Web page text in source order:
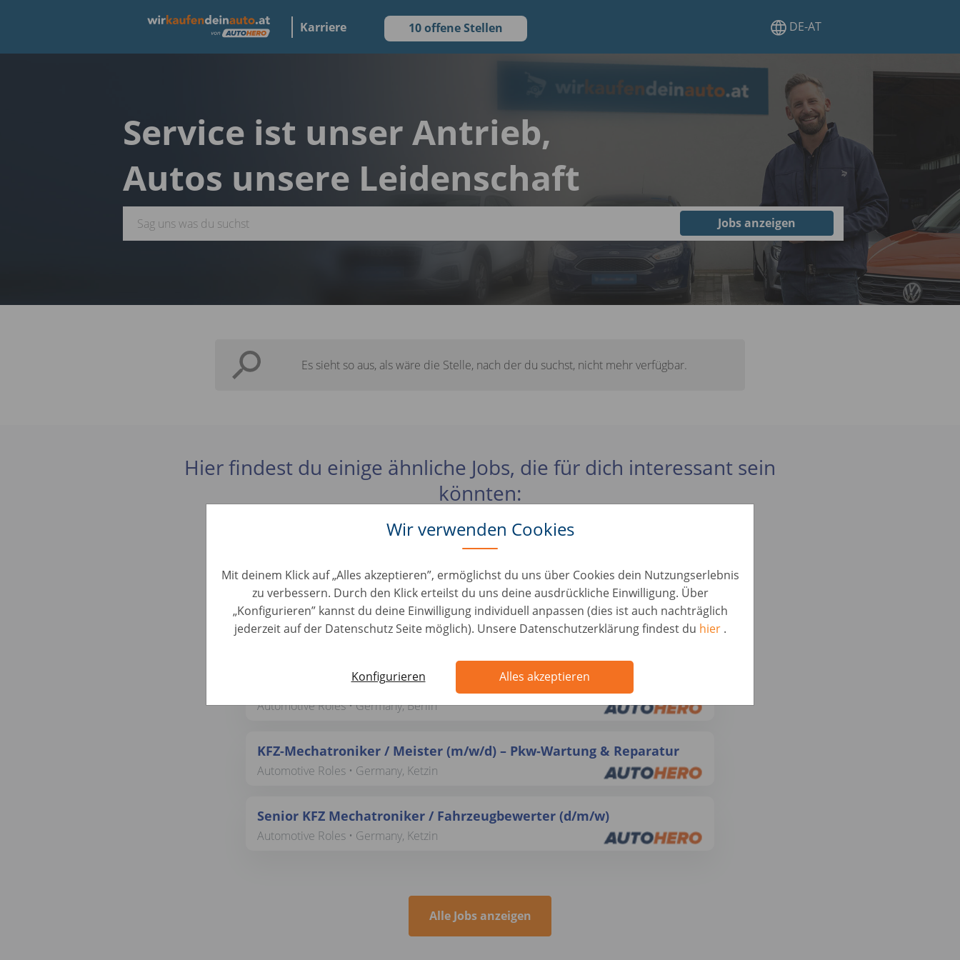
Karriere 10 offene Stellen DE-AT
Wir verwenden Cookies
Mit deinem Klick auf „Alles akzeptieren”, ermöglichst du uns über Cookies dein Nutzungserlebnis
zu verbessern. Durch den Klick erteilst du uns deine ausdrückliche Einwilligung. Über
„Konfigurieren” kannst du deine Einwilligung individuell anpassen (dies ist auch nachträglich
jederzeit auf der Datenschutz Seite möglich). Unsere Datenschutzerklärung findest du hier .
Konfigurieren Alles akzeptieren
Service ist unser Antrieb,
Autos unsere Leidenschaft
Jobs anzeigen
Es sieht so aus, als wäre die Stelle, nach der du suchst, nicht mehr verfügbar.
Hier findest du einige ähnliche Jobs, die für dich interessant sein
könnten:
Automotive Roles • Germany, Ketzin
Fahrzeugaufbereiter (d/m/w)
Mobiler KFZ-Trainer / Lackierer / Meister für Lackiererei (d/m/w)
Automotive Roles • Germany, Berlin
KFZ-Mechatroniker / Meister (m/w/d) – Pkw-Wartung & Reparatur
Automotive Roles • Germany, Ketzin
Senior KFZ Mechatroniker / Fahrzeugbewerter (d/m/w)
Automotive Roles • Germany, Ketzin
Alle Jobs anzeigen